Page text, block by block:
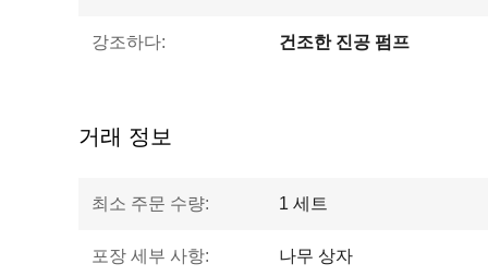
강조하다: 건조한 진공 펌프
거래 정보
최소 주문 수량: 1 세트
포장 세부 사항: 나무 상자